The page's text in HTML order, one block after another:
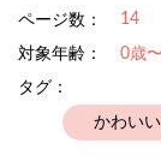
ページ数： 14
対象年齢：
0歳
タグ：
かわいい